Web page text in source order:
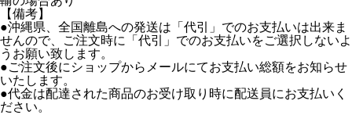
【備考】
●沖縄県、全国離島への発送は「代引」でのお支払いは出来ま
せんので、ご注文時に「代引」でのお支払いをご選択しないよ
うお願い致します。
●ご注文後にショップからメールにてお支払い総額をお知らせ
いたします。
●代金は配達された商品のお受け取り時に配送員にお支払いく
ださい。